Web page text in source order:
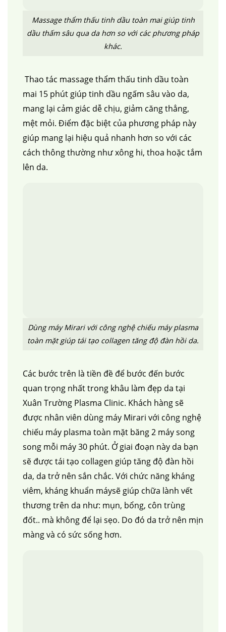
Massage thẩm thấu tinh dầu toàn mai giúp tinh
dầu thấm sâu qua da hơn so với các phương pháp
khác.
Thao tác massage thẩm thấu tinh dầu toàn
mai 15 phút giúp tinh dầu ngấm sâu vào da,
mang lại cảm giác dễ chịu, giảm căng thẳng,
mệt mỏi. Điểm đặc biệt của phương pháp này
giúp mang lại hiệu quả nhanh hơn so với các
cách thông thường như xông hi, thoa hoặc tắm
lên da.
Dùng máy Mirari với công nghệ chiếu máy plasma
toàn mặt giúp tái tạo collagen tăng độ đàn hồi da.
Các bước trên là tiền đề để bước đến bước
quan trọng nhất trong khâu làm đẹp da tại
Xuân Trường Plasma Clinic. Khách hàng sẽ
được nhân viên dùng máy Mirari với công nghệ
chiếu máy plasma toàn mặt băng 2 máy song
song mỗi máy 30 phút. Ở giai đoạn này da bạn
sẽ được tái tạo collagen giúp tăng độ đàn hồi
da, da trở nên sắn chắc. Với chức năng kháng
viêm, kháng khuẩn máysẽ giúp chữa lành vết
thương trên da như: mụn, bổng, côn trùng
đốt.. mà không để lại sẹo. Do đó da trở nên mịn
màng và có sức sống hơn.